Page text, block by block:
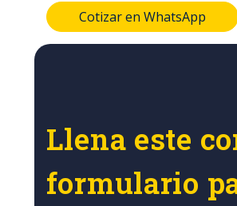
Cotizar en WhatsApp
Llena este
formulario